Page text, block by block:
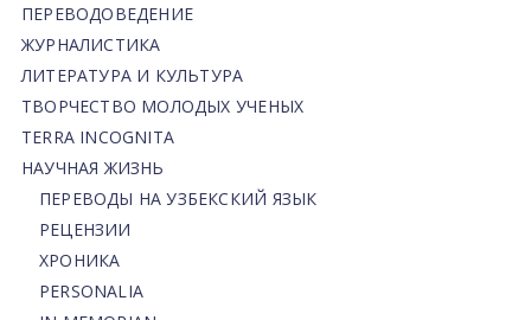
ПЕРЕВОДОВЕДЕНИЕ
ЖУРНАЛИСТИКА
ЛИТЕРАТУРА И КУЛЬТУРА
ТВОРЧЕСТВО МОЛОДЫХ УЧЕНЫХ
TERRA INCOGNITA
НАУЧНАЯ ЖИЗНЬ
ПЕРЕВОДЫ НА УЗБЕКСКИЙ ЯЗЫК
РЕЦЕНЗИИ
ХРОНИКА
PERSONALIA